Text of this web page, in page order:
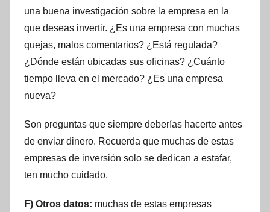
una buena investigación sobre la empresa en la
que deseas invertir. ¿Es una empresa con muchas
quejas, malos comentarios? ¿Está regulada?
¿Dónde están ubicadas sus oficinas? ¿Cuánto
tiempo lleva en el mercado? ¿Es una empresa
nueva?
Son preguntas que siempre deberías hacerte antes
de enviar dinero. Recuerda que muchas de estas
empresas de inversión solo se dedican a estafar,
ten mucho cuidado.
F) Otros datos: muchas de estas empresas